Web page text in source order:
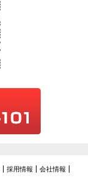
採用情報 会社情報